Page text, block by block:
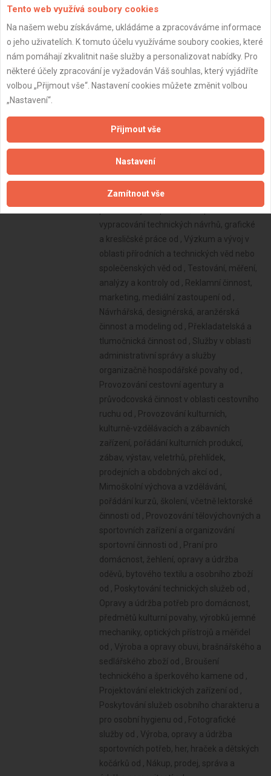
Tento web využívá soubory cookies
Na našem webu získáváme, ukládáme a zpracováváme informace
o jeho uživatelích. K tomuto účelu využíváme soubory cookies, které
nám pomáhají zkvalitnit naše služby a personalizovat nabídky. Pro
některé účely zpracování je vyžadován Váš souhlas, který vyjádříte
volbou „Přijmout vše“. Nastavení cookies můžete změnit volbou
„Nastavení“.
Přijmout vše
Nastavení
Zamítnout vše